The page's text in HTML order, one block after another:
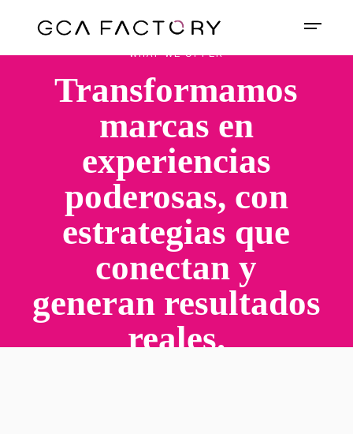
WHAT WE OFFER
Transformamos
marcas en
experiencias
poderosas, con
estrategias que
conectan y
generan resultados
reales.